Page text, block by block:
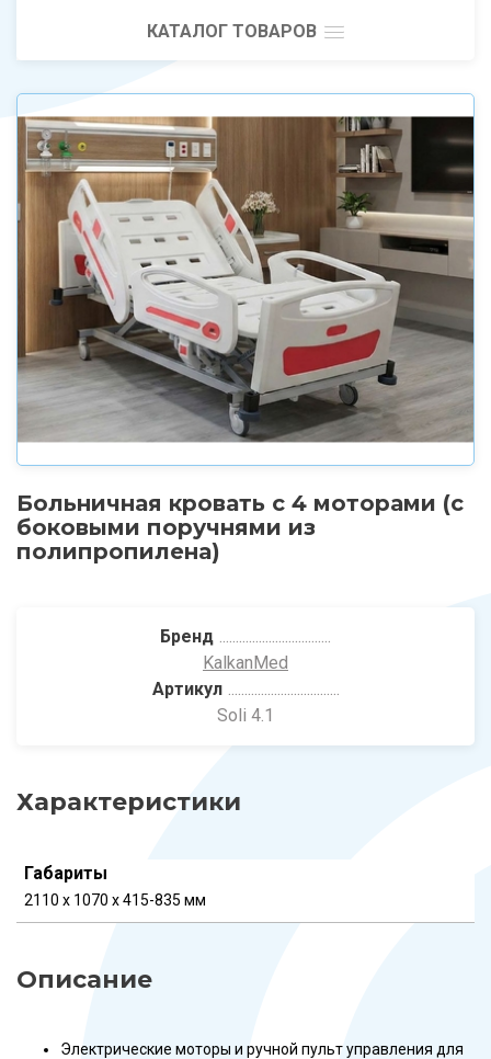
КАТАЛОГ ТОВАРОВ
Больничная кровать с 4 моторами (с
боковыми поручнями из
полипропилена)
Бренд
KalkanMed
Артикул
Soli 4.1
Характеристики
Габариты
2110 x 1070 x 415-835 мм
Описание
Электрические моторы и ручной пульт управления для